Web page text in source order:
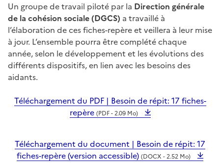
Un groupe de travail piloté par la Direction générale
de la cohésion sociale (DGCS) a travaillé à
l’élaboration de ces fiches-repère et veillera à leur mise
à jour. L’ensemble pourra être complété chaque
année, selon le développement et les évolutions des
différents dispositifs, en lien avec les besoins des
aidants.
Téléchargement du PDF | Besoin de répit: 17 fiches-
repère (PDF - 2.09 Mo)
Téléchargement du document | Besoin de répit: 17
fiches-repère (version accessible) (DOCX - 2.52 Mo)